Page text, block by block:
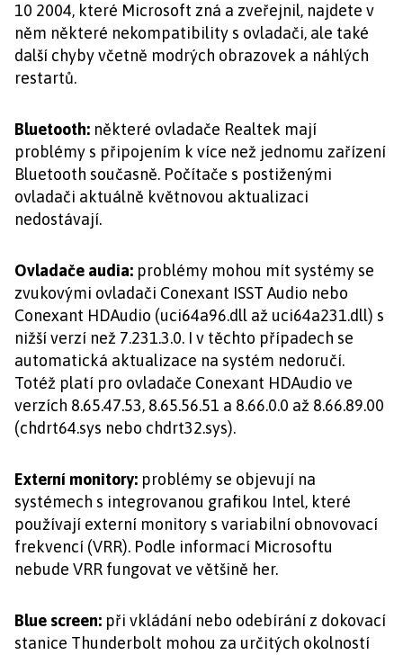
10 2004, které Microsoft zná a zveřejnil, najdete v
něm některé nekompatibility s ovladači, ale také
další chyby včetně modrých obrazovek a náhlých
restartů.
Bluetooth: některé ovladače Realtek mají
problémy s připojením k více než jednomu zařízení
Bluetooth současně. Počítače s postiženými
ovladači aktuálně květnovou aktualizaci
nedostávají.
Ovladače audia: problémy mohou mít systémy se
zvukovými ovladači Conexant ISST Audio nebo
Conexant HDAudio (uci64a96.dll až uci64a231.dll) s
nižší verzí než 7.231.3.0. I v těchto případech se
automatická aktualizace na systém nedoručí.
Totéž platí pro ovladače Conexant HDAudio ve
verzích 8.65.47.53, 8.65.56.51 a 8.66.0.0 až 8.66.89.00
(chdrt64.sys nebo chdrt32.sys).
Externí monitory: problémy se objevují na
systémech s integrovanou grafikou Intel, které
používají externí monitory s variabilní obnovovací
frekvencí (VRR). Podle informací Microsoftu
nebude VRR fungovat ve většině her.
Blue screen: při vkládání nebo odebírání z dokovací
stanice Thunderbolt mohou za určitých okolností